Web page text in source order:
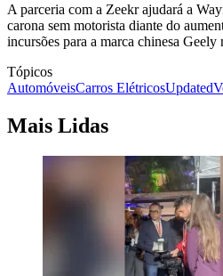
A parceria com a Zeekr ajudará a
carona sem motorista diante do
incursões para a marca chinesa
Tópicos
AutomóveisCarros ElétricosUpdated
Mais Lidas